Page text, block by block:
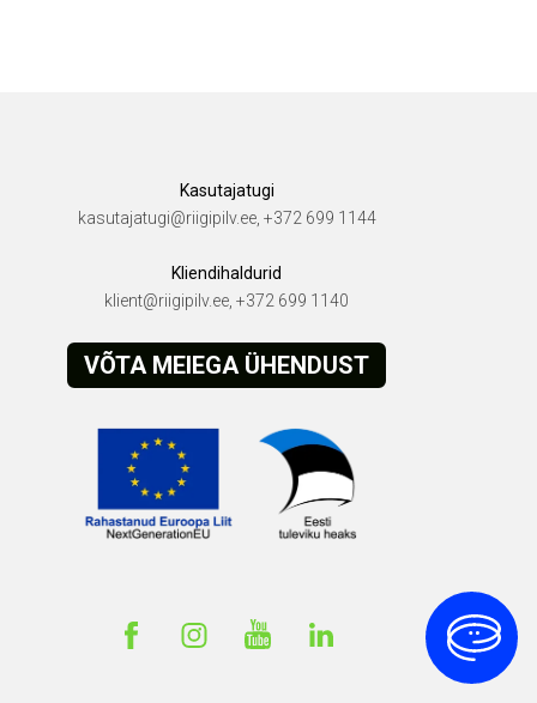
Kasutajatugi
kasutajatugi@riigipilv.ee, +372 699 1144
Kliendihaldurid
klient@riigipilv.ee, +372 699 1140
VÕTA MEIEGA ÜHENDUST